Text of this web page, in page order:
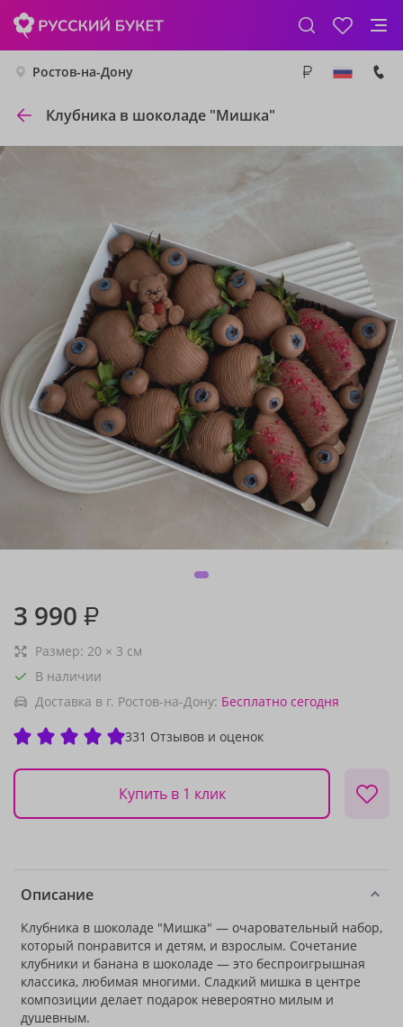
Ростов-на-Дону
Клубника в шоколаде "Мишка"
3 990 ₽
Размер: 20 × 3 см
В наличии
Доставка в г. Ростов-на-Дону: Бесплатно сегодня
331 Отзывов и оценок
Купить в 1 клик
Описание
Клубника в шоколаде "Мишка" — очаровательный набор,
который понравится и детям, и взрослым. Сочетание
клубники и банана в шоколаде — это беспроигрышная
классика, любимая многими. Сладкий мишка в центре
композиции делает подарок невероятно милым и
душевным.